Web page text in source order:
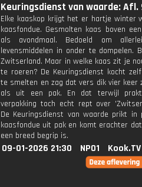
Keuringsdienst van waarde: Afl.
Elke kaaskop krijgt het er hartje winter
kaasfondue. Gesmolten kaas boven
als avondmaal. Bedoeld om
levensmiddelen in onder te dompelen.
Zwitserland. Maar in welke kaas zit je
te roeren? De Keuringsdienst kocht
te smelten en zag dat vers dik vier keer
als uit een pak. En dat terwijl
verpakking toch echt rept over
De Keuringsdienst van waarde prikt in
kaasfondue uit pak en komt erachter
een breed begrip is.
09-01-2026 21:30 NPO1 Kook.TV